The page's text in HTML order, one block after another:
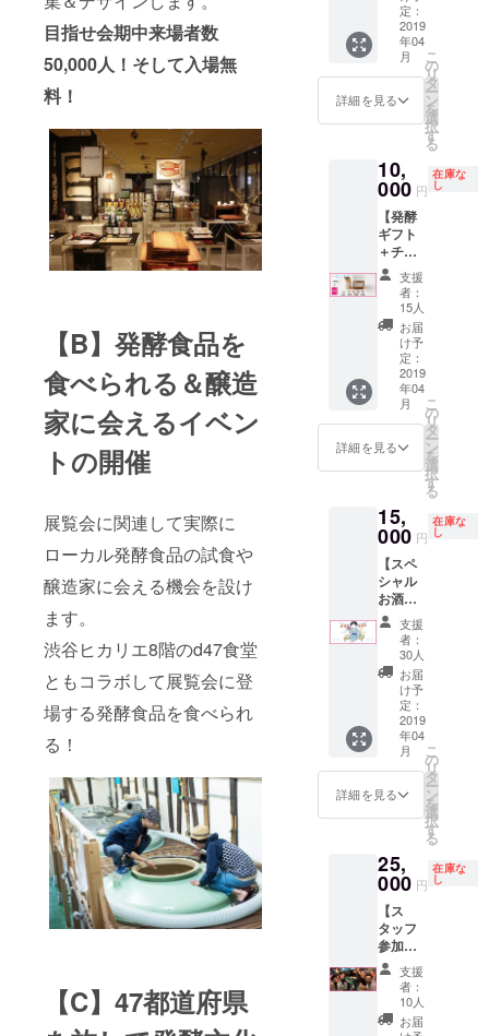
目指せ会期中来場者数
50,000人！そして入場無
料！
【B】発酵食品を
食べられる＆醸造
家に会えるイベン
トの開催
展覧会に関連して実際に
ローカル発酵食品の試食や
醸造家に会える機会を設け
ます。
渋谷ヒカリエ8階のd47食堂
ともコラボして展覧会に登
場する発酵食品を食べられ
る！
【C】47都道府県
クイベ
ントの
全てに
参加で
きるパ
スポー
も付い
ていま
す！
＊ 限定
メ
ニュー
で使用
する食
材と担
当県
（例：
愛知の
八丁味
噌）を
決定の
上、限
定メ
願いし
ており
ます。
●お礼
メール
●47発酵
サポー
ター限
定チ
ケット
1枚 ●展
覧会公
式書籍
1冊 ●関
連トー
ントの
パス
WEB
ページ
にサ
ポー
ターと
してお
名前掲
載 ●サ
テライ
ト会場
広告サ
イズ：
／モノ
クロ掲
載 ＊ 公
式書籍
末をご
覧くだ
さい。
＊
D&DEP
ARTME
NTによ
るデザ
インを
ご希望
の場合
は別途
デザイ
ン費3万
円をい
ただき
ます。
NT、
SHIBUY
Hikarie
8/の
ウェブ
す ・イ
ベント
へのご
出演 展
覧会期
間中に
渋谷ヒ
カリエ8
階イベ
ントス
ペース
「8/CO
URT」
で開催
する連
続トー
ク
ど、
「発
酵」と
あなた
の企業
を結び
つける
テーマ
をご相
談させ
ていた
だきま
す！ ・
公式書
籍 広告
への掲
載 展覧
ぎゅっ
と凝縮
した公
式書籍
の巻末
広告
ページ
へ掲載
・会場
内、告
箇所に
スポン
サー名
が入り
ます）
・キュ
ラクに
よる 取
材記事
掲載
(hiraku
ogura.c
om) 発
酵はも
ちろ
ん、ビ
ジネス
的な視
点から
も読ま
れるヒ
ラクブ
ログで
他、展
覧会関
連ブロ
グ内で
も、ス
ポン
サーと
して掲
載され
ます ・
展覧会
公式
ウェブ
サイト
掲載
D&DEP
ARTME
NT、
SHIBUY
Hikarie
8/の
ウェブ
サイト
に掲載
されま
す ・イ
ベント
へのご
出演 展
NTがセ
レクト
したス
ペシャ
ル発酵
ギフト
をお届
けしま
えて限
定チ
ケット
もプレ
ゼン
ト！ ●
お礼
メール
●47発酵
サポー
ター限
定チ
ケット
1枚 ※送
料は別
途でお
願いし
定：
2019
年04
月
詳細を見る
こ
の
リ
タ
ー
ン
を
選
択
す
る
10,
000 円
在庫な
し
【発酵
ギフト
＋チ
ケット
＋公式
書籍】
個数限
定！ 発
酵ギフ
トに加
え、サ
ポー
ター限
定チ
ケット
と展覧
容を凝
縮した
公式書
籍を1冊
をお届
けする
全部盛
りの個
人向け
おトク
なプラ
ン。 ●
発酵ギ
フト ●
お礼
メール
●47発酵
ケット
1枚 ●展
覧会公
式書籍
1冊 ※ギ
フトの
送料は
別途で
お願い
します
支援
者：
15人
お届
け予
定：
2019
年04
月
詳細を見る
こ
の
リ
タ
ー
ン
を
選
択
す
る
15,
000 円
在庫な
し
【スペ
シャル
お酒
セット
が届
く！】
小倉ヒ
ラクが
愛飲す
るスペ
シャル
お酒
セット
をお届
けしま
す。 日
インに
ワイン
など他
のお酒
もセッ
トにし
て3本ほ
どお届
けしま
す。展
支援
者：
30人
お届
け予
定：
2019
年04
月
詳細を見る
こ
の
リ
タ
ー
ン
を
選
択
す
る
25,
000 円
在庫な
し
【ス
タッフ
参加プ
ラン】
サポー
ター限
定チ
支援
者：
10人
お届